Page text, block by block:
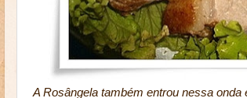
A Rosângela também entrou nessa